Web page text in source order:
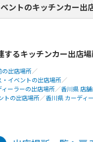
おります !!
ントのキッチンカー出
するキッチンカー出店
の出店場所／
イベントの出店場所／
ーラーの出店場所／香川県 店
トの出店場所／香川県 カーディ